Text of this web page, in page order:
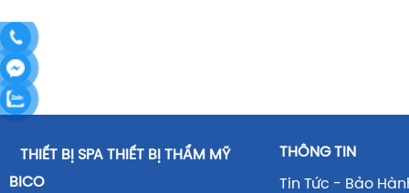
THIẾT BỊ SPA THIẾT BỊ THẨM MỸ
BICO
THÔNG TIN
Tin Tức - Bảo